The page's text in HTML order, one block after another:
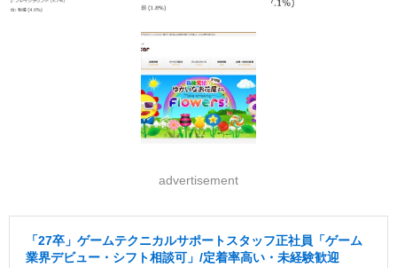
advertisement
「27卒」ゲームテクニカルサポートスタッフ正社員「ゲーム
業界デビュー・シフト相談可」/定着率高い・未経験歓迎